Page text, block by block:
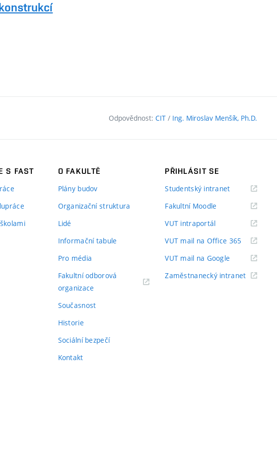
Odpovědnost: CIT / Ing. Miroslav Menšík, Ph.D.
S FAST
O FAKULTĚ
Plány budov
Organizační struktura
Lidé
Informační tabule
Pro média
Fakultní odborová
organizace
Současnost
Historie
Sociální bezpečí
Kontakt
PŘIHLÁSIT SE
Studentský intranet(externí
Fakultní Moodle
VUT intraportál(externí
VUT mail na Office 365 (externí
odkaz)
VUT mail na Google (externí
Zaměstnanecký intranet(externí